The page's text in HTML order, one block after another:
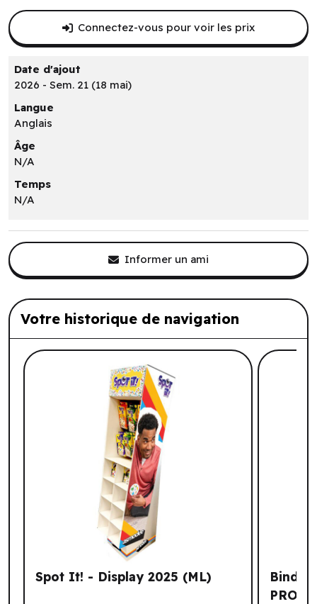
Connectez-vous pour voir les prix
Date d'ajout
2026 - Sem. 21 (18 mai)
Langue
Anglais
Âge
N/A
Temps
N/A
Informer un ami
Votre historique de navigation
Liste de produits suggérés: Votre
Spot It! - Display 2025 (ML)
PRO-